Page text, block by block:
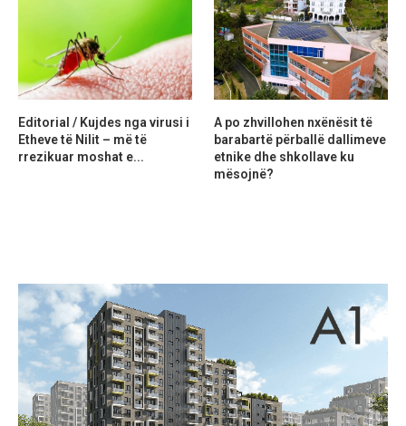
Editorial / Kujdes nga virusi i
Etheve të Nilit – më të
rrezikuar moshat e...
A po zhvillohen nxënësit të
barabartë përballë dallimeve
etnike dhe shkollave ku
mësojnë?